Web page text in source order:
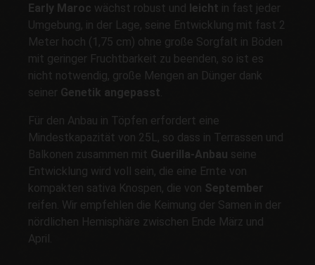
Early Maroc wächst robust und leicht in fast jeder
Umgebung, in der Lage, seine Entwicklung mit fast 2
Meter hoch (1,75 cm) ohne große Sorgfalt in Böden
mit geringer Fruchtbarkeit zu beenden, so ist es
nicht notwendig, große Mengen an Dünger dank
seiner Genetik angepasst
Für den Anbau in Töpfen erfordert eine
Mindestkapazität von 25L, so dass in Terrassen und
Balkonen zusammen mit Guerilla-Anbau seine
Entwicklung wird voll sein, die eine Ernte von
kompakten sativa Knospen, die von September
reifen. Wir empfehlen die Keimung der Samen in der
nördlichen Hemisphäre zwischen Ende März und
April.